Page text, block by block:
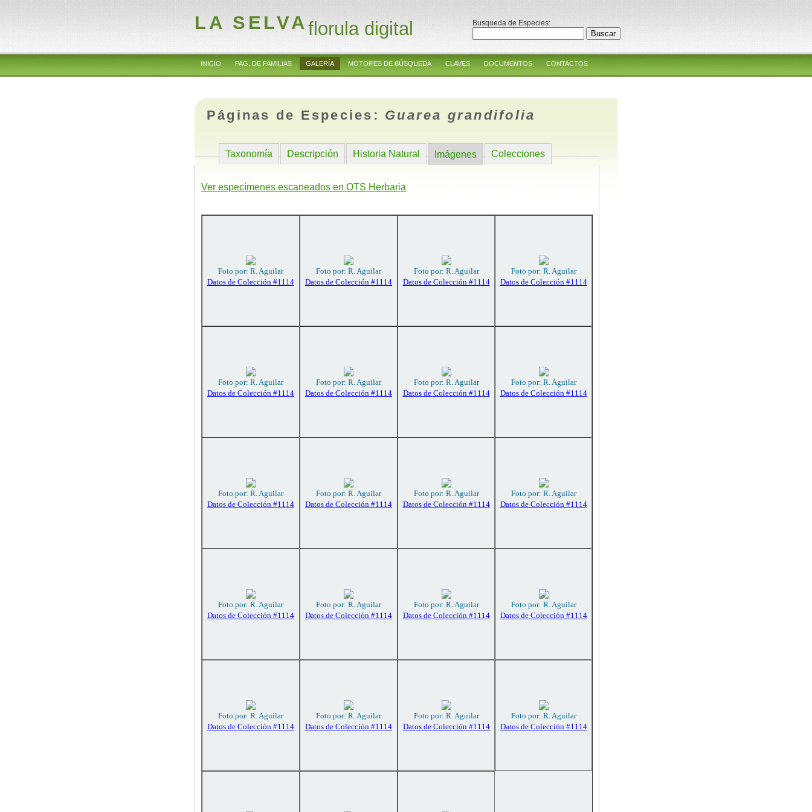
LA SELVAflorula digital Busqueda de Especies:
INICIO PAG. DE FAMILIAS GALERÍA MOTORES DE BÚSQUEDA CLAVES DOCUMENTOS CONTACTOS
Páginas de Especies: Guarea grandifolia
Taxonomía Descripción Historia Natural Imágenes Colecciones
Ver especímenes escaneados en OTS Herbaria
Foto por: R. Aguilar
Datos de Colección #1114
Foto por: R. Aguilar
Datos de Colección #1114
Foto por: R. Aguilar
Datos de Colección #1114
Foto por: R. Aguilar
Datos de Colección #1114
Foto por: R. Aguilar
Datos de Colección #1114
Foto por: R. Aguilar
Datos de Colección #1114
Foto por: R. Aguilar
Datos de Colección #1114
Foto por: R. Aguilar
Datos de Colección #1114
Foto por: R. Aguilar
Datos de Colección #1114
Foto por: R. Aguilar
Datos de Colección #1114
Foto por: R. Aguilar
Datos de Colección #1114
Foto por: R. Aguilar
Datos de Colección #1114
Foto por: R. Aguilar
Datos de Colección #1114
Foto por: R. Aguilar
Datos de Colección #1114
Foto por: R. Aguilar
Datos de Colección #1114
Foto por: R. Aguilar
Datos de Colección #1114
Foto por: R. Aguilar
Datos de Colección #1114
Foto por: R. Aguilar
Datos de Colección #1114
Foto por: R. Aguilar
Datos de Colección #1114
Foto por: R. Aguilar
Datos de Colección #1114